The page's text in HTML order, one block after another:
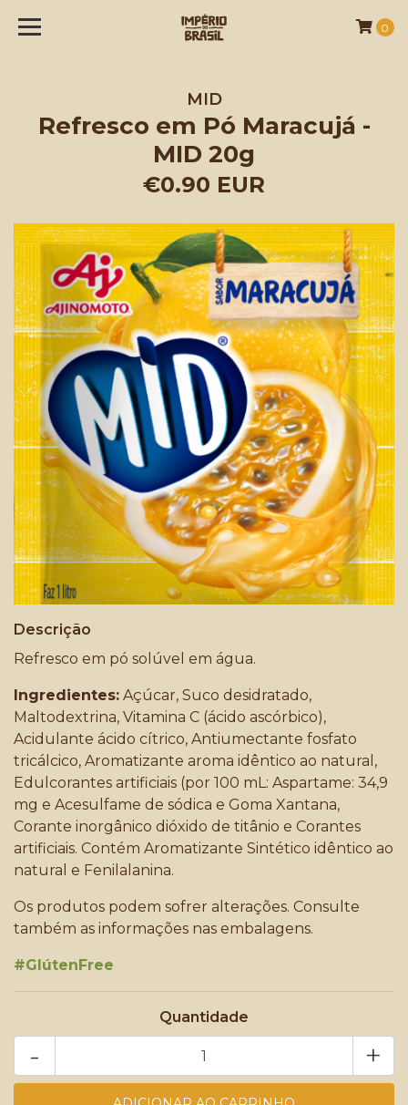
0
MID
Refresco em Pó Maracujá -
MID 20g
€0.90 EUR
Descrição
Refresco em pó solúvel em água.
Ingredientes: Açúcar, Suco desidratado,
Maltodextrina, Vitamina C (ácido ascórbico),
Acidulante ácido cítrico, Antiumectante fosfato
tricálcico, Aromatizante aroma idêntico ao natural,
Edulcorantes artificiais (por 100 mL: Aspartame: 34,9
mg e Acesulfame de sódica e Goma Xantana,
Corante inorgânico dióxido de titânio e Corantes
artificiais. Contém Aromatizante Sintético idêntico ao
natural e Fenilalanina.
Os produtos podem sofrer alterações. Consulte
também as informações nas embalagens.
#GlútenFree
Quantidade
+
-